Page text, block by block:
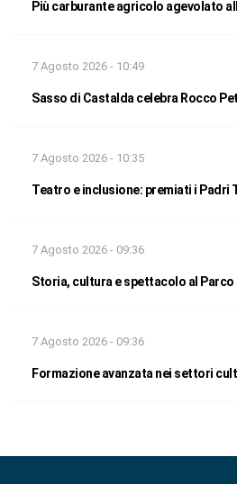
Più carburante agricolo agevolato
7 Agosto 2026 - 10:49
Sasso di Castalda celebra Rocco
7 Agosto 2026 - 10:35
Teatro e inclusione: premiati i Padri
7 Agosto 2026 - 09:36
Storia, cultura e spettacolo al Parco
7 Agosto 2026 - 09:36
Formazione avanzata nei settori